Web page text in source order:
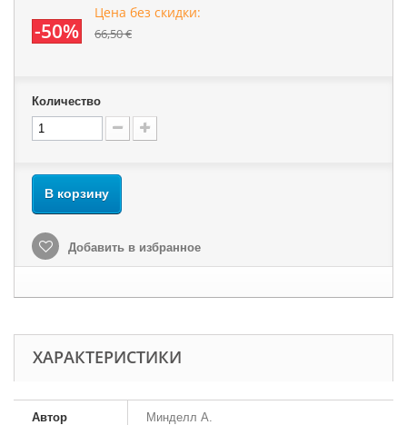
-50%
Цена без скидки:
66,50 €
Количество
В корзину
Добавить в избранное
ХАРАКТЕРИСТИКИ
Автор Минделл А.